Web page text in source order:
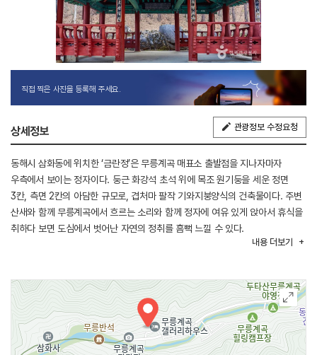
직접 찍은 사진을 등록해 주세요.
상세정보 관광정보 수정요청
동해시 삼화동에 위치한 ‘금란정’은 무릉계곡 매표소 출발점을 지나자마자
우측에서 보이는 정자이다. 둥근 화강석 초석 위에 목조 원기둥을 세운 정면
3칸, 측면 2칸의 아담한 규모로, 겹처마 팔작 기와지붕양식의 건축물이다. 주변
산새와 함께 무릉계곡에서 흐르는 소리와 함께 정자에 여유 있게 앉아서 휴식을
취하다 보면 도심에서 벗어난 자연의 정취를 흠뻑 느낄 수 있다.
내용 더보기